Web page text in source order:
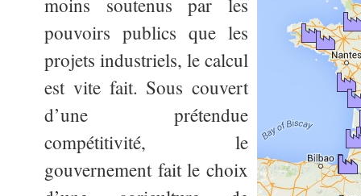
moins soutenus par les
pouvoirs publics que les
projets industriels, le calcul
est vite fait. Sous couvert
d’une prétendue
compétitivité, le
gouvernement fait le choix